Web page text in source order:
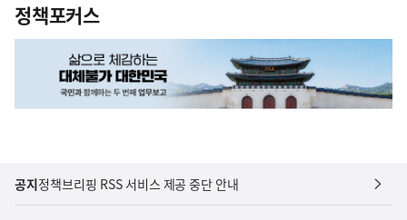
정책포커스
공지정책브리핑 RSS 서비스 제공 중단 안내